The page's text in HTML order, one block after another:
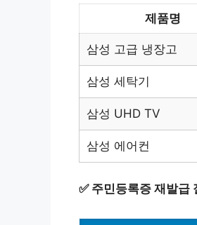
제품명
삼성 고급 냉장고
삼성 세탁기
삼성 UHD TV
삼성 에어컨
✅ 주민등록증 재발급